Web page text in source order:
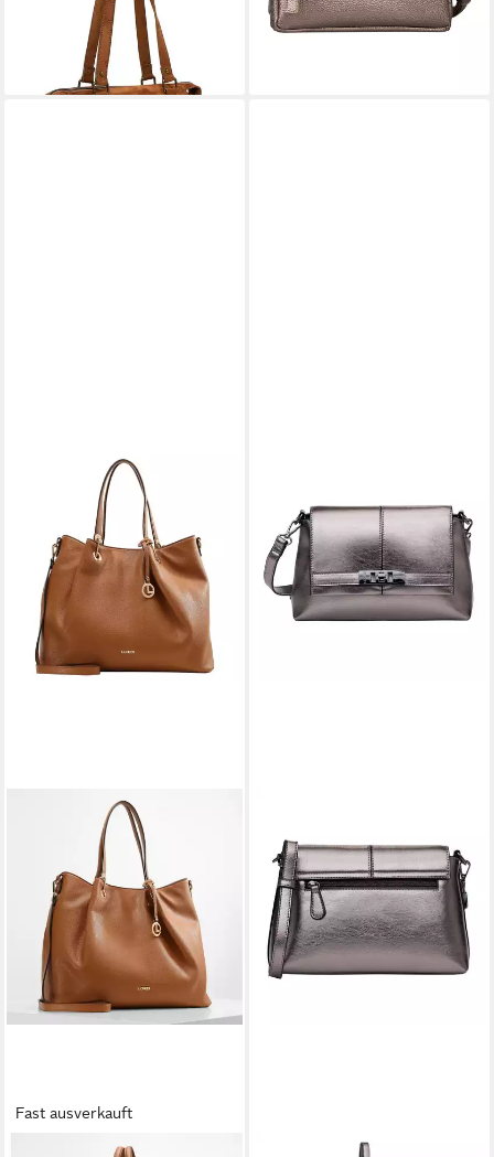
lieferbar - in 2-3 Werktagen bei dir
36,00 €
lieferbar - in 2-3 Werktagen bei dir
Fast ausverkauft